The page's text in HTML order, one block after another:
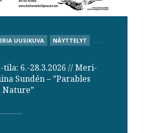
UUSIKUVA NÄYTTELYT . . .
tila: 6.-28.3.2026 // Meri-
Sundén – ”Parables